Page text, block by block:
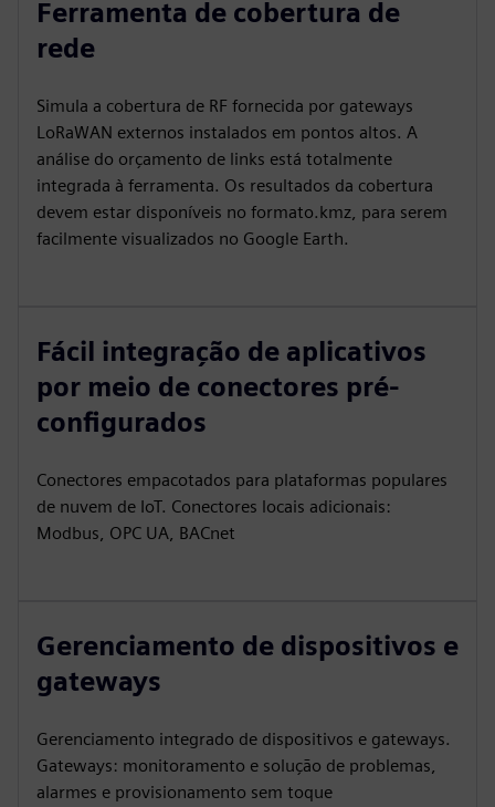
Ferramenta de cobertura de
rede
Simula a cobertura de RF fornecida por gateways
LoRaWAN externos instalados em pontos altos. A
análise do orçamento de links está totalmente
integrada à ferramenta. Os resultados da cobertura
devem estar disponíveis no formato.kmz, para serem
facilmente visualizados no Google Earth.
Fácil integração de aplicativos
por meio de conectores pré-
configurados
Conectores empacotados para plataformas populares
de nuvem de IoT. Conectores locais adicionais:
Modbus, OPC UA, BACnet
Gerenciamento de dispositivos e
gateways
Gerenciamento integrado de dispositivos e gateways.
Gateways: monitoramento e solução de problemas,
alarmes e provisionamento sem toque